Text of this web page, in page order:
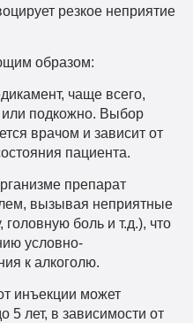
резкое неприятие
образом:
чаще всего,
подкожно. Выбор
врачом и зависит от
пациента.
препарат
вызывая неприятные
боль и т.д.), что
условно-
к алкоголю.
инъекции может
5 лет, в зависимости от